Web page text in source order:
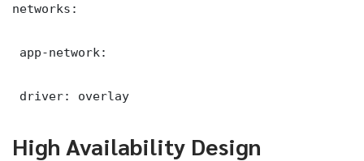
networks:
app-network:
driver: overlay
High Availability Design